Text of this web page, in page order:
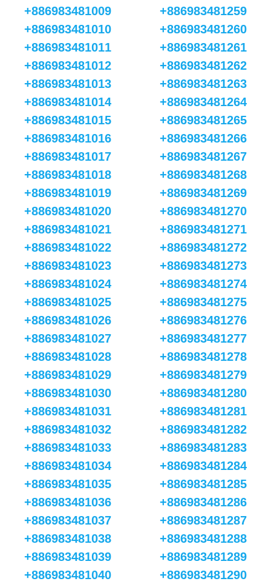
+886983481009
+886983481010
+886983481011
+886983481012
+886983481013
+886983481014
+886983481015
+886983481016
+886983481017
+886983481018
+886983481019
+886983481020
+886983481021
+886983481022
+886983481023
+886983481024
+886983481025
+886983481026
+886983481027
+886983481028
+886983481029
+886983481030
+886983481031
+886983481032
+886983481033
+886983481034
+886983481035
+886983481036
+886983481037
+886983481038
+886983481039
+886983481040
+886983481259
+886983481260
+886983481261
+886983481262
+886983481263
+886983481264
+886983481265
+886983481266
+886983481267
+886983481268
+886983481269
+886983481270
+886983481271
+886983481272
+886983481273
+886983481274
+886983481275
+886983481276
+886983481277
+886983481278
+886983481279
+886983481280
+886983481281
+886983481282
+886983481283
+886983481284
+886983481285
+886983481286
+886983481287
+886983481288
+886983481289
+886983481290